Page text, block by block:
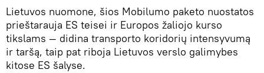
Lietuvos nuomone, šios Mobilumo paketo nuostatos
prieštarauja ES teisei ir Europos žaliojo kurso
tikslams — didina transporto koridorių intensyvumą
ir taršą, taip pat riboja Lietuvos verslo galimybes
kitose ES šalyse.